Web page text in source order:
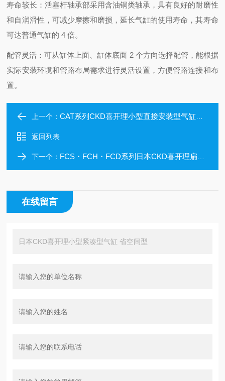
寿命较长：活塞杆轴承部采用含油铜类轴承，具有良好的耐磨性
和自润滑性，可减少摩擦和磨损，延长气缸的使用寿命，其寿命
可达普通气缸的 4 倍。
配管灵活：可从缸体上面、缸体底面 2 个方向选择配管，能根据
实际安装环境和管路布局需求进行灵活设置，方便管路连接和布
置。
上一个：CAT系列CKD喜开理小型直接安装型气缸省空间型
返回列表
下一个： FCS・FCH・FCD系列日本CKD喜开理扁平型气缸紧凑·小型省空间型
在线留言